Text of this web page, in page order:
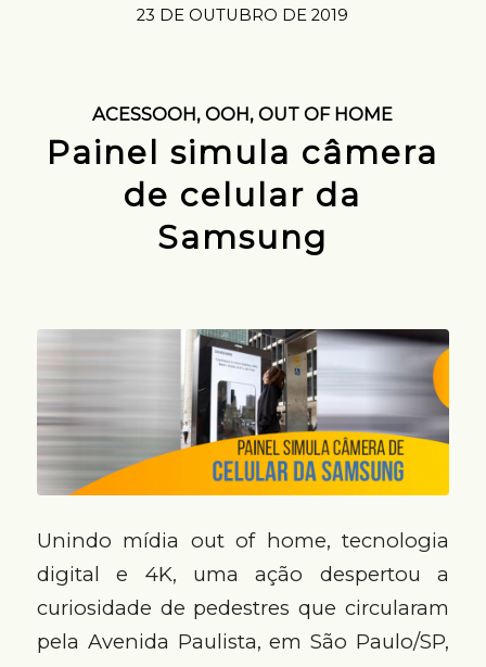
23 DE OUTUBRO DE 2019
ACESSOOH,OOH,OUT OF HOME
Painel simula câmera
de celular da
Samsung
Unindo mídia out of home, tecnologia
digital e 4K, uma ação despertou a
curiosidade de pedestres que circularam
pela Avenida Paulista, em São Paulo/SP,